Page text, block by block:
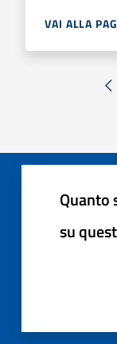
VAI ALLA
«
Quanto
su